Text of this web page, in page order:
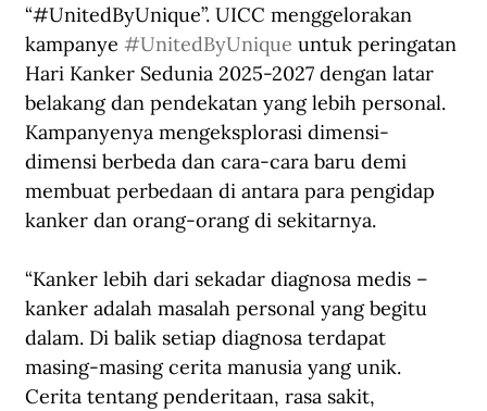
“#UnitedByUnique”. UICC menggelorakan
kampanye #UnitedByUnique untuk peringatan
Hari Kanker Sedunia 2025-2027 dengan latar
belakang dan pendekatan yang lebih personal.
Kampanyenya mengeksplorasi dimensi-
dimensi berbeda dan cara-cara baru demi
membuat perbedaan di antara para pengidap
kanker dan orang-orang di sekitarnya.
“Kanker lebih dari sekadar diagnosa medis –
kanker adalah masalah personal yang begitu
dalam. Di balik setiap diagnosa terdapat
masing-masing cerita manusia yang unik.
Cerita tentang penderitaan, rasa sakit,